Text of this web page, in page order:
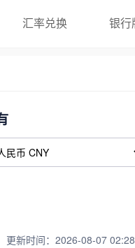
汇率兑换 银行
更新时间：2026-08-07